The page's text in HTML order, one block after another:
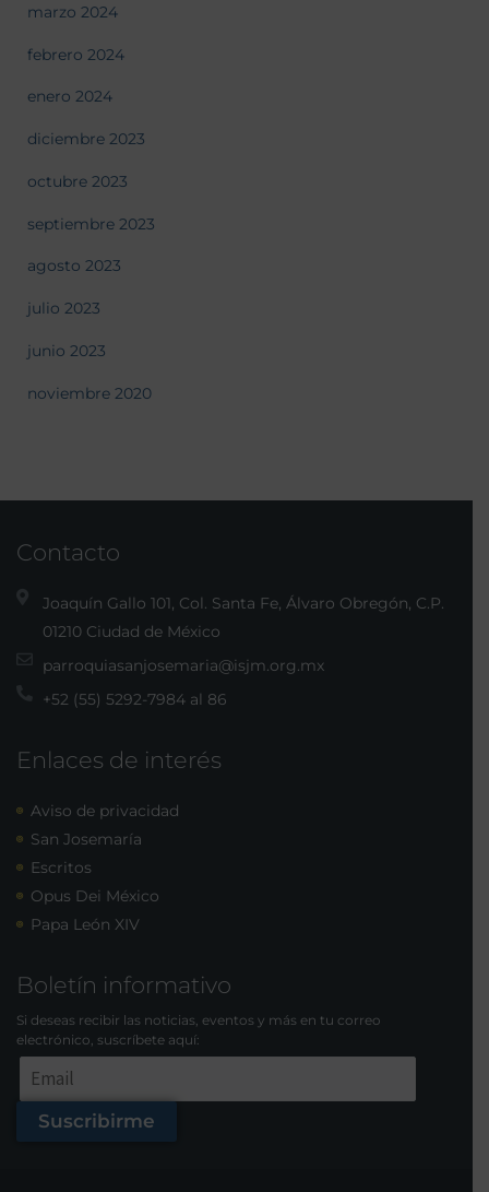
marzo 2024
febrero 2024
enero 2024
diciembre 2023
octubre 2023
septiembre 2023
agosto 2023
julio 2023
junio 2023
noviembre 2020
Contacto
Joaquín Gallo 101, Col. Santa Fe, Álvaro Obregón, C.P.
01210 Ciudad de México
parroquiasanjosemaria@isjm.org.mx
+52 (55) 5292-7984 al 86
Enlaces de interés
Aviso de privacidad
San Josemaría
Escritos
Opus Dei México
Papa León XIV
Boletín informativo
Si deseas recibir las noticias, eventos y más en tu correo
electrónico, suscríbete aquí:
Suscribirme